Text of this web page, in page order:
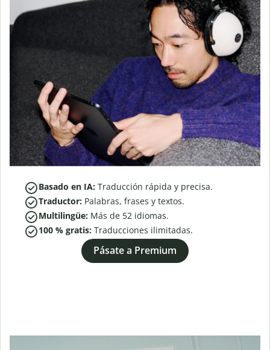
Basado en IA: Traducción rápida y precisa.
Traductor: Palabras, frases y textos.
Multilingüe: Más de 52 idiomas.
100 % gratis: Traducciones ilimitadas.
Pásate a Premium